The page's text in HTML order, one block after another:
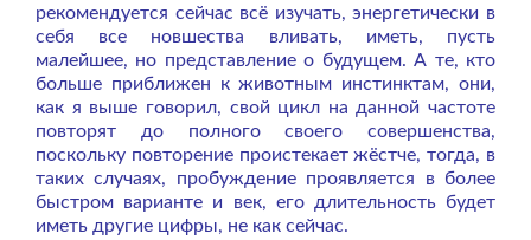
рекомендуется сейчас всё изучать, энергетически в
себя все новшества вливать, иметь, пусть
малейшее, но представление о будущем. А те, кто
больше приближен к животным инстинктам, они,
как я выше говорил, свой цикл на данной частоте
повторят до полного своего совершенства,
поскольку повторение проистекает жёстче, тогда, в
таких случаях, пробуждение проявляется в более
быстром варианте и век, его длительность будет
иметь другие цифры, не как сейчас.